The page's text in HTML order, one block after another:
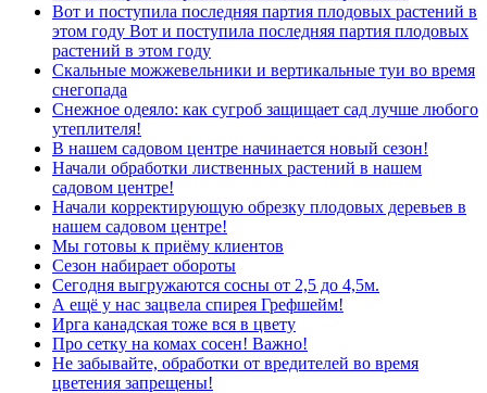
Вот и поступила последняя партия плодовых растений в
этом году Вот и поступила последняя партия плодовых
растений в этом году
Скальные можжевельники и вертикальные туи во время
снегопада
Снежное одеяло: как сугроб защищает сад лучше любого
утеплителя!
В нашем садовом центре начинается новый сезон!
Начали обработки лиственных растений в нашем
садовом центре!
Начали корректирующую обрезку плодовых деревьев в
нашем садовом центре!
Мы готовы к приёму клиентов
Сезон набирает обороты
Сегодня выгружаются сосны от 2,5 до 4,5м.
А ещё у нас зацвела спирея Грефшейм!
Ирга канадская тоже вся в цвету
Про сетку на комах сосен! Важно!
Не забывайте, обработки от вредителей во время
цветения запрещены!